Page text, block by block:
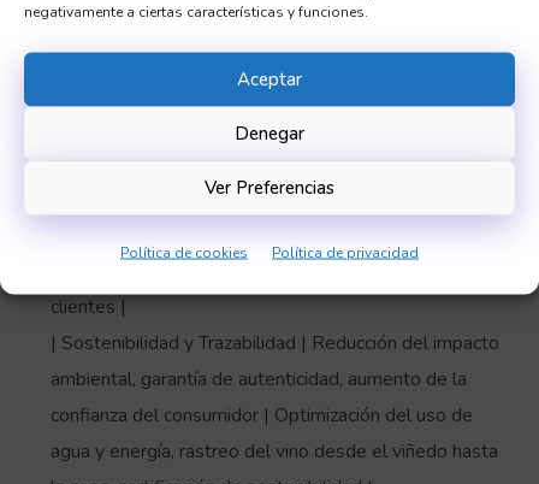
negativamente a ciertas características y funciones.
Aceptar
Denegar
Ver Preferencias
Política de cookies Política de privacidad
vino, consistencia, predicción del resultado final |
Optimización de la fermentación, identificación de
problemas, predicción de la aceptación del consumidor
| Marketing Personalizado | Aumento de las ventas,
mejora de la experiencia del cliente, segmentación
precisa del mercado | Recomendaciones
clientes |
| Sostenibilidad y Trazabilidad | Reducción del impacto
ambiental, garantía de autenticidad, aumento de la
confianza del consumidor | Optimización del uso de
agua y energía, rastreo del vino desde el viñedo hasta